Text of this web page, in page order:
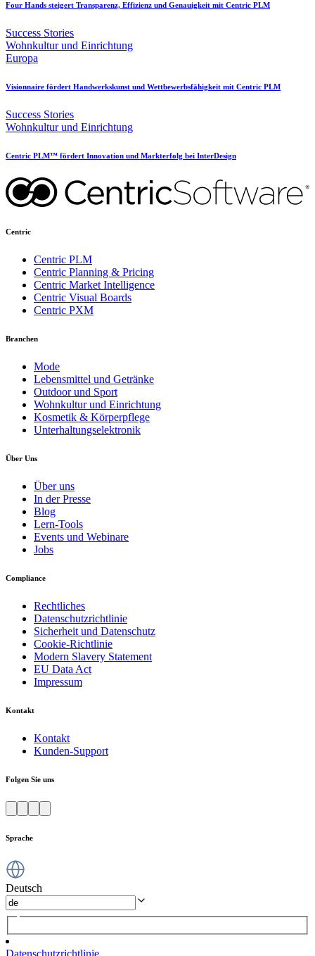
Four Hands steigert Transparenz, Effizienz und Genauigkeit mit Centric PLM
Success Stories
Wohnkultur und Einrichtung
Europa
Visionnaire fördert Handwerkskunst und Wettbewerbsfähigkeit mit Centric PLM
Success Stories
Wohnkultur und Einrichtung
Centric PLM™ fördert Innovation und Markterfolg bei InterDesign
Centric
Centric PLM
Centric Planning & Pricing
Centric Market Intelligence
Centric Visual Boards
Centric PXM
Branchen
Mode
Lebensmittel und Getränke
Outdoor und Sport
Wohnkultur und Einrichtung
Kosmetik & Körperpflege
Unterhaltungselektronik
Über Uns
Über uns
In der Presse
Blog
Lern-Tools
Events und Webinare
Jobs
Compliance
Rechtliches
Datenschutzrichtlinie
Sicherheit und Datenschutz
Cookie-Richtlinie
Modern Slavery Statement
EU Data Act
Impressum
Kontakt
Kontakt
Kunden-Support
Folgen Sie uns
Sprache
Deutsch